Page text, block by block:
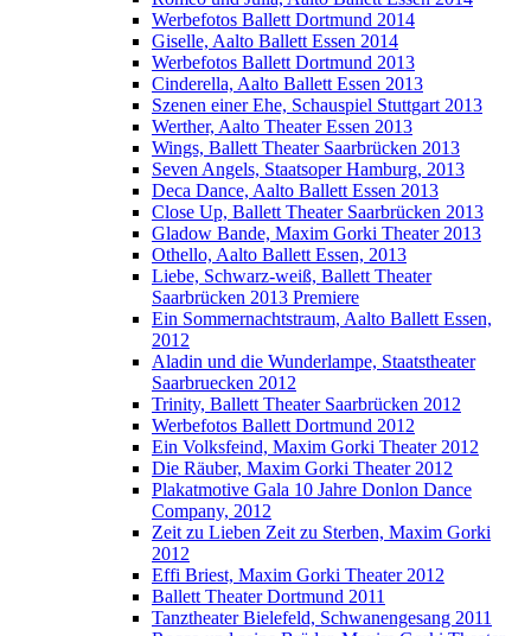
Werbefotos Ballett Dortmund 2014
Giselle, Aalto Ballett Essen 2014
Werbefotos Ballett Dortmund 2013
Cinderella, Aalto Ballett Essen 2013
Szenen einer Ehe, Schauspiel Stuttgart 2013
Werther, Aalto Theater Essen 2013
Wings, Ballett Theater Saarbrücken 2013
Seven Angels, Staatsoper Hamburg, 2013
Deca Dance, Aalto Ballett Essen 2013
Close Up, Ballett Theater Saarbrücken 2013
Gladow Bande, Maxim Gorki Theater 2013
Othello, Aalto Ballett Essen, 2013
Liebe, Schwarz-weiß, Ballett Theater
Saarbrücken 2013 Premiere
Ein Sommernachtstraum, Aalto Ballett Essen,
2012
Aladin und die Wunderlampe, Staatstheater
Saarbruecken 2012
Trinity, Ballett Theater Saarbrücken 2012
Werbefotos Ballett Dortmund 2012
Ein Volksfeind, Maxim Gorki Theater 2012
Die Räuber, Maxim Gorki Theater 2012
Plakatmotive Gala 10 Jahre Donlon Dance
Company, 2012
Zeit zu Lieben Zeit zu Sterben, Maxim Gorki
2012
Effi Briest, Maxim Gorki Theater 2012
Ballett Theater Dortmund 2011
Tanztheater Bielefeld, Schwanengesang 2011